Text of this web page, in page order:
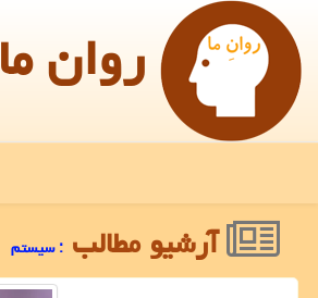
روان ما
آرشیو مطالب : سیستم